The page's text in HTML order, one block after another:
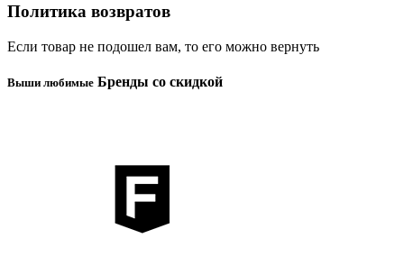
Политика возвратов
Если товар не подошел вам, то его можно вернуть
Выши любимые Бренды со скидкой